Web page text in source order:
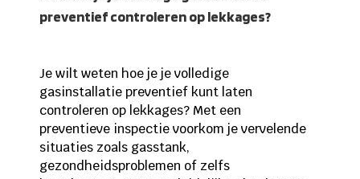
preventief controleren op lekkages?
Je wilt weten hoe je je volledige
gasinstallatie preventief kunt laten
controleren op lekkages? Met een
preventieve inspectie voorkom je vervelende
situaties zoals gasstank,
gezondheidsproblemen of zelfs